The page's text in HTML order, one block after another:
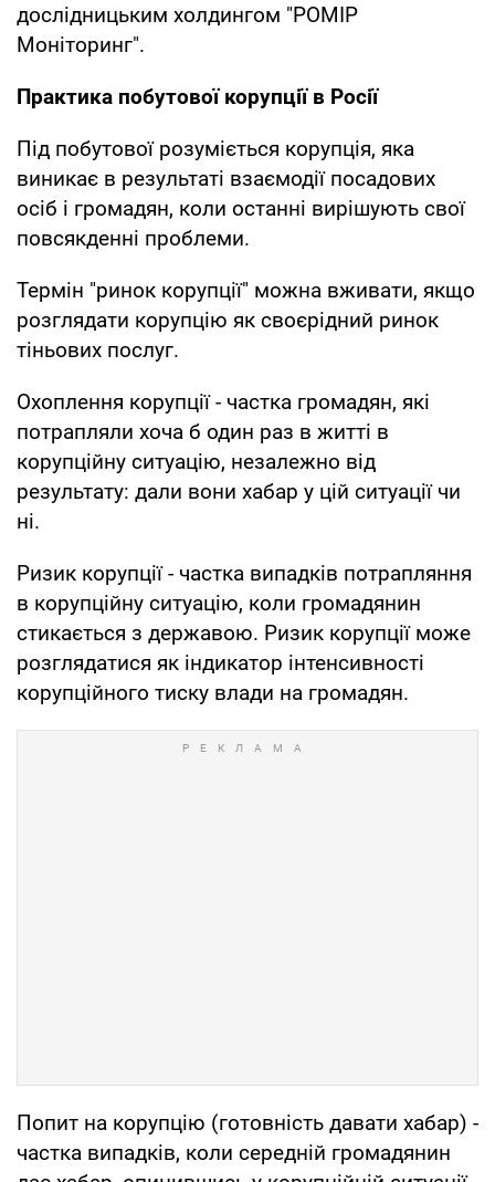
дослідницьким холдингом "РОМІР
Моніторинг".
Практика побутової корупції в Росії
Під побутової розуміється корупція, яка
виникає в результаті взаємодії посадових
осіб і громадян, коли останні вирішують свої
повсякденні проблеми.
Термін "ринок корупції" можна вживати, якщо
розглядати корупцію як своєрідний ринок
тіньових послуг.
Охоплення корупції - частка громадян, які
потрапляли хоча б один раз в житті в
корупційну ситуацію, незалежно від
результату: дали вони хабар у цій ситуації чи
ні.
Ризик корупції - частка випадків потрапляння
в корупційну ситуацію, коли громадянин
стикається з державою. Ризик корупції може
розглядатися як індикатор інтенсивності
корупційного тиску влади на громадян.
Попит на корупцію (готовність давати хабар) -
частка випадків, коли середній громадянин